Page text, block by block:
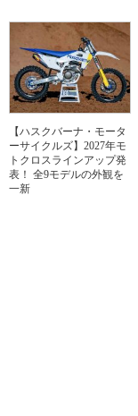
【ハスクバーナ・モータ
ーサイクルズ】2027年モ
トクロスラインアップ発
表！ 全9モデルの外観を
一新